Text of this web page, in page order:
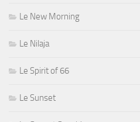
Le New Morning
Le Nilaja
Le Spirit of 66
Le Sunset